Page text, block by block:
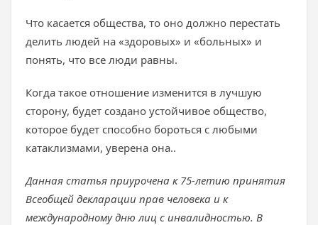
Что касается общества, то оно должно перестать
делить людей на «здоровых» и «больных» и
понять, что все люди равны.
Когда такое отношение изменится в лучшую
сторону, будет создано устойчивое общество,
которое будет способно бороться с любыми
катаклизмами, уверена она..
Данная статья приурочена к 75-летию принятия
Всеобщей декларации прав человека и к
международному дню лиц с инвалидностью. В